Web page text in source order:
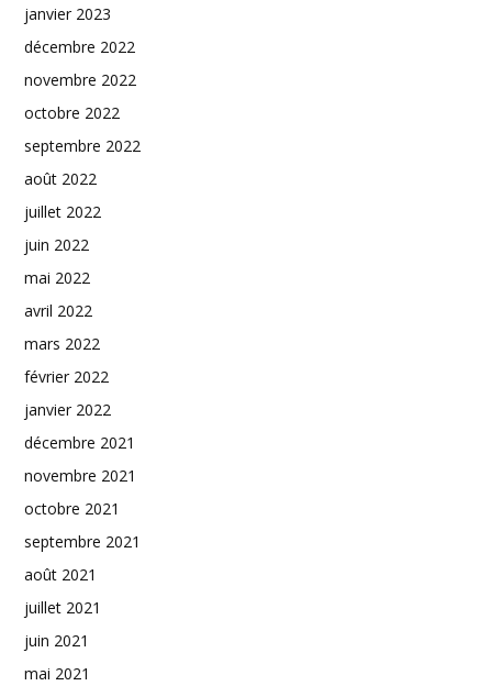
janvier 2023
décembre 2022
novembre 2022
octobre 2022
septembre 2022
août 2022
juillet 2022
juin 2022
mai 2022
avril 2022
mars 2022
février 2022
janvier 2022
décembre 2021
novembre 2021
octobre 2021
septembre 2021
août 2021
juillet 2021
juin 2021
mai 2021